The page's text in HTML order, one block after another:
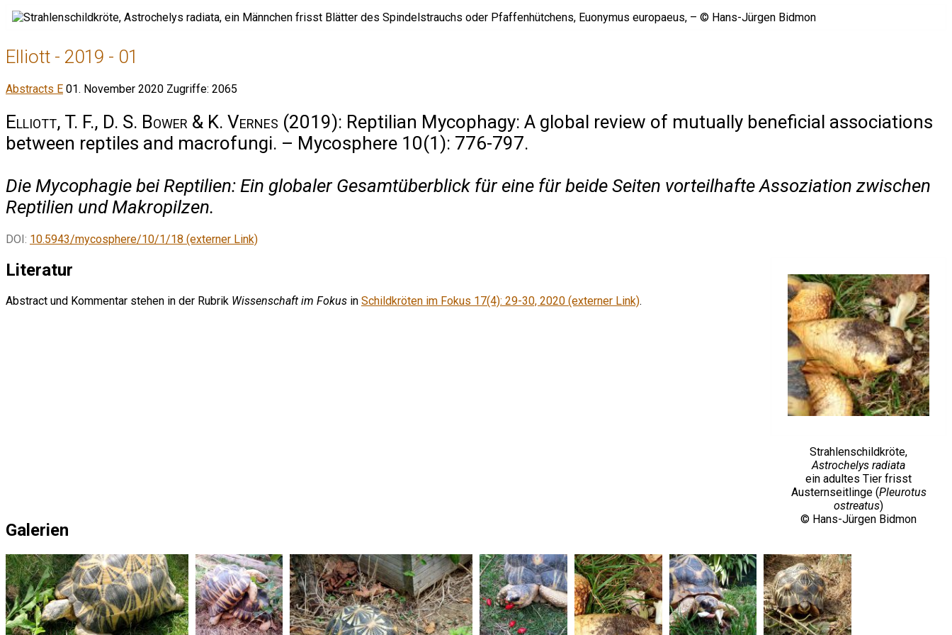
Elliott - 2019 - 01
Abstracts E 01. November 2020 Zugriffe: 2065
Elliott, T. F., D. S. Bower & K. Vernes (2019): Reptilian Mycophagy: A global review of mutually beneficial associations
between reptiles and macrofungi. – Mycosphere 10(1): 776-797.
Die Mycophagie bei Reptilien: Ein globaler Gesamtüberblick für eine für beide Seiten vorteilhafte Assoziation zwischen
Reptilien und Makropilzen.
DOI: 10.5943/mycosphere/10/1/18 (externer Link)
Strahlenschildkröte,
Astrochelys radiata
ein adultes Tier frisst
Austernseitlinge (Pleurotus
ostreatus)
© Hans-Jürgen Bidmon
Literatur
Abstract und Kommentar stehen in der Rubrik Wissenschaft im Fokus in Schildkröten im Fokus 17(4): 29-30, 2020 (externer Link).
Galerien